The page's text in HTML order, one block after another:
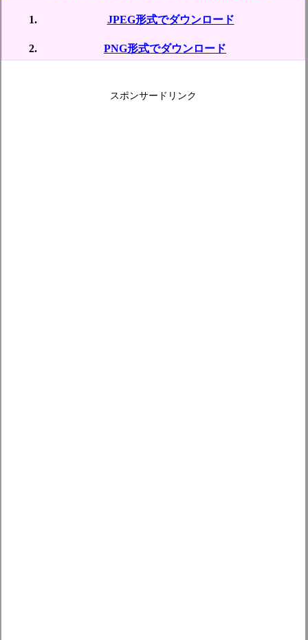
JPEG形式でダウンロード
PNG形式でダウンロード
スポンサードリンク